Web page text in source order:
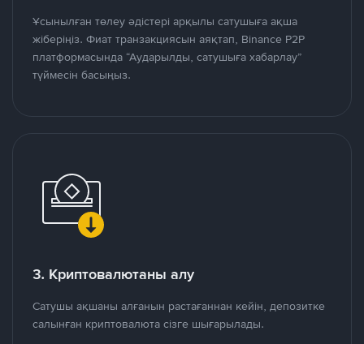
Ұсынылған төлеу әдістері арқылы сатушыға ақша
жіберіңіз. Фиат транзакциясын аяқтап, Binance P2P
платформасында “Аударылды, сатушыға хабарлау”
түймесін басыңыз.
3. Криптовалютаны алу
Сатушы ақшаны алғанын растағаннан кейін, депозитке
салынған криптовалюта сізге шығарылады.